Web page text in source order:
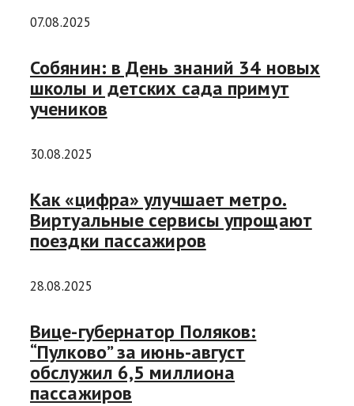
07.08.2025
Собянин: в День знаний 34 новых
школы и детских сада примут
учеников
30.08.2025
Как «цифра» улучшает метро.
Виртуальные сервисы упрощают
поездки пассажиров
28.08.2025
Вице-губернатор Поляков:
“Пулково” за июнь-август
обслужил 6,5 миллиона
пассажиров